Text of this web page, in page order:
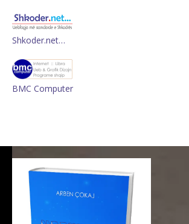
Shkoder.net…
BMC Computer